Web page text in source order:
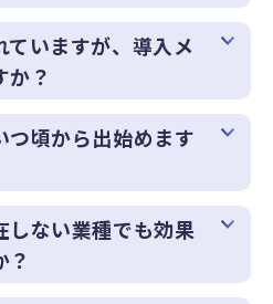
ていますが、導入メ
か？
つ頃から出始めます
しない業種でも効果
？